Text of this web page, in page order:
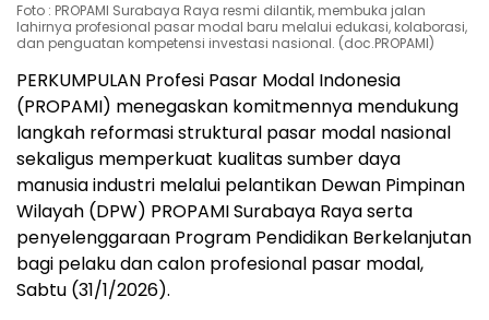
Foto : PROPAMI Surabaya Raya resmi dilantik, membuka jalan
lahirnya profesional pasar modal baru melalui edukasi, kolaborasi,
dan penguatan kompetensi investasi nasional. (doc.PROPAMI)
PERKUMPULAN Profesi Pasar Modal Indonesia
(PROPAMI) menegaskan komitmennya mendukung
langkah reformasi struktural pasar modal nasional
sekaligus memperkuat kualitas sumber daya
manusia industri melalui pelantikan Dewan Pimpinan
Wilayah (DPW) PROPAMI Surabaya Raya serta
penyelenggaraan Program Pendidikan Berkelanjutan
bagi pelaku dan calon profesional pasar modal,
Sabtu (31/1/2026).